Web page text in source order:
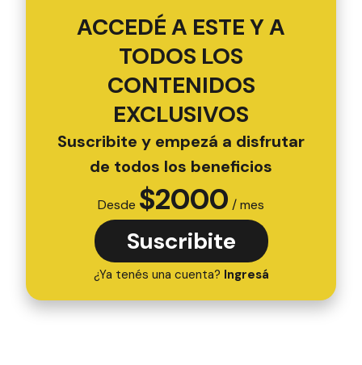
ACCEDÉ A ESTE Y A
TODOS LOS
CONTENIDOS
EXCLUSIVOS
Suscribite y empezá a disfrutar
de todos los beneficios
Desde $2000 / mes
Suscribite
¿Ya tenés una cuenta? Ingresá